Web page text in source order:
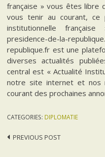
française » vous êtes libre
vous tenir au courant,
institutionnelle
presidence-de-la-
republique.fr est une
diverses actualités
central est « Actualité
notre site internet et nos
courant des prochaines
CATEGORIES: DIPLOMATIE
Post
PREVIOUS POST